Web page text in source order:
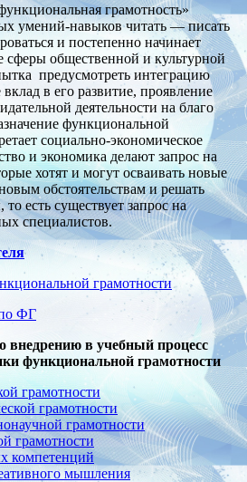
грамотность»
умений-навыков читать — писать
и постепенно начинает
сферы общественной и культурной
предусмотреть интеграцию
в его развитие, проявление
деятельности на благо
функциональной
социально-экономическое
и экономика делают запрос на
хотят и могут осваивать новые
обстоятельствам и решать
есть существует запрос на
специалистов.
грамотности
ФГ
внедрению в учебный процесс
функциональной грамотности
грамотности
грамотности
грамотности
грамотности
компетенций
мышления